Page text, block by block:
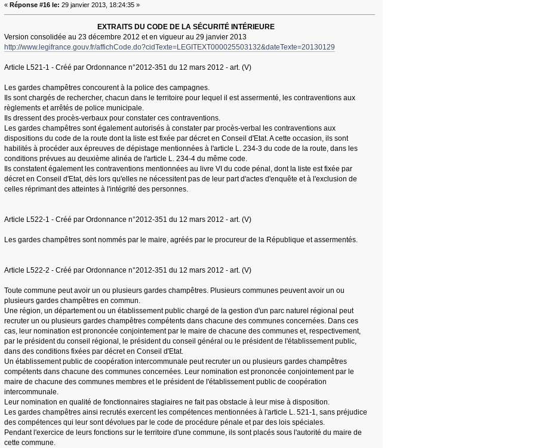
« Réponse #16 le: 29 janvier 2013, 18:24:35 »
EXTRAITS DU CODE DE LA SÉCURITÉ INTÉRIEURE
Version consolidée au 23 décembre 2012 et en vigueur au 29 janvier 2013
http://www.legifrance.gouv.fr/affichCode.do?cidTexte=LEGITEXT000025503132&dateTexte=20130129
Article L521-1 - Créé par Ordonnance n°2012-351 du 12 mars 2012 - art. (V)
Les gardes champêtres concourent à la police des campagnes.
Ils sont chargés de rechercher, chacun dans le territoire pour lequel il est assermenté, les contraventions aux
règlements et arrêtés de police municipale.
Ils dressent des procès-verbaux pour constater ces contraventions.
Les gardes champêtres sont également autorisés à constater par procès-verbal les contraventions aux
dispositions du code de la route dont la liste est fixée par décret en Conseil d'Etat. A cette occasion, ils sont
habilités à procéder aux épreuves de dépistage mentionnées à l'article L. 234-3 du code de la route, dans les
conditions prévues au deuxième alinéa de l'article L. 234-4 du même code.
Ils constatent également les contraventions mentionnées au livre VI du code pénal, dont la liste est fixée par
décret en Conseil d'Etat, dès lors qu'elles ne nécessitent pas de leur part d'actes d'enquête et à l'exclusion de
celles réprimant des atteintes à l'intégrité des personnes.
Article L522-1 - Créé par Ordonnance n°2012-351 du 12 mars 2012 - art. (V)
Les gardes champêtres sont nommés par le maire, agréés par le procureur de la République et assermentés.
Article L522-2 - Créé par Ordonnance n°2012-351 du 12 mars 2012 - art. (V)
Toute commune peut avoir un ou plusieurs gardes champêtres. Plusieurs communes peuvent avoir un ou
plusieurs gardes champêtres en commun.
Une région, un département ou un établissement public chargé de la gestion d'un parc naturel régional peut
recruter un ou plusieurs gardes champêtres compétents dans chacune des communes concernées. Dans ces
cas, leur nomination est prononcée conjointement par le maire de chacune des communes et, respectivement,
par le président du conseil régional, le président du conseil général ou le président de l'établissement public,
dans des conditions fixées par décret en Conseil d'Etat.
Un établissement public de coopération intercommunale peut recruter un ou plusieurs gardes champêtres
compétents dans chacune des communes concernées. Leur nomination est prononcée conjointement par le
maire de chacune des communes membres et le président de l'établissement public de coopération
intercommunale.
Leur nomination en qualité de fonctionnaires stagiaires ne fait pas obstacle à leur mise à disposition.
Les gardes champêtres ainsi recrutés exercent les compétences mentionnées à l'article L. 521-1, sans préjudice
des compétences qui leur sont dévolues par le code de procédure pénale et par des lois spéciales.
Pendant l'exercice de leurs fonctions sur le territoire d'une commune, ils sont placés sous l'autorité du maire de
cette commune.